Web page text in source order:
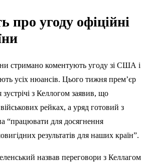
про угоду офіційні
стримано коментують угоду зі США і
усіх нюансів. Цього тижня прем’єр
з Келлогом заявив, що
рейках, а уряд готовий з
“працювати для досягнення
результатів для наших країн”.
назвав переговори з Келлагом